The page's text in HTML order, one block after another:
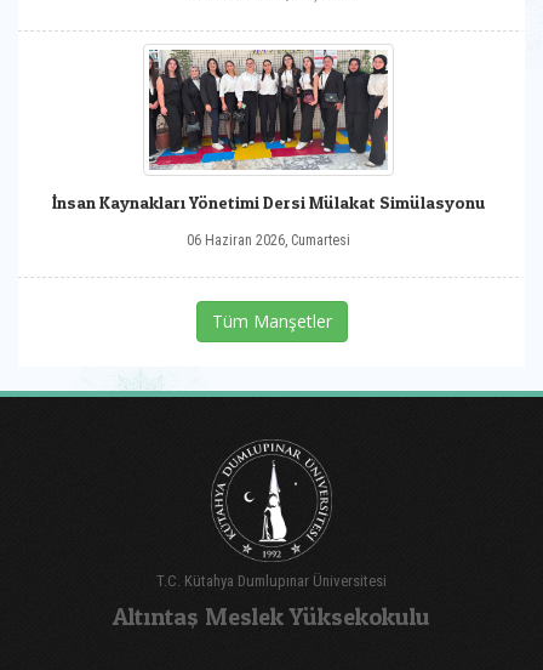
İnsan Kaynakları Yönetimi Dersi Mülakat Simülasyonu
06 Haziran 2026, Cumartesi
Tüm Manşetler
T.C. Kütahya Dumlupınar Üniversitesi
Altıntaş Meslek Yüksekokulu